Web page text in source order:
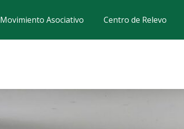
Movimiento Asociativo Centro de Relevo